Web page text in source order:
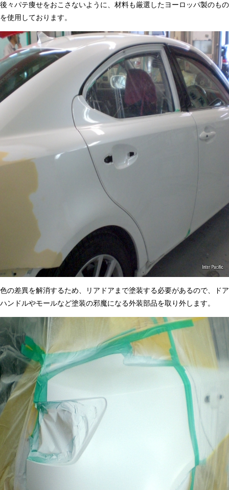
後々パテ痩せをおこさないように、材料も厳選したヨーロッパ製のもの
を使用しております。
色の差異を解消するため、リアドアまで塗装する必要があるので、ドア
ハンドルやモールなど塗装の邪魔になる外装部品を取り外します。